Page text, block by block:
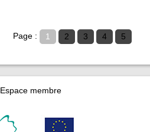
Page : 1 2 3 4 5
Espace membre